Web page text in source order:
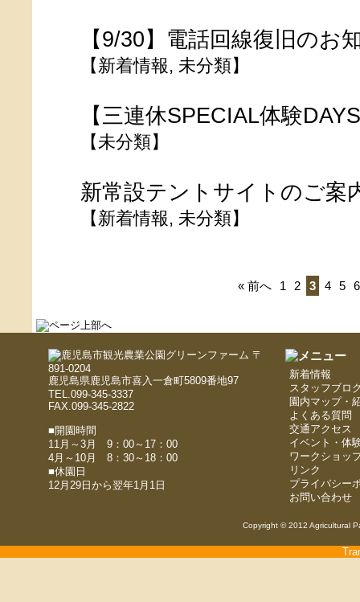
【9/30】電話回線復旧のお
【 新着情報, 未分類】
【三連休SPECIAL体験
【未分類】
新常設テントサイトのご案
【 新着情報, 未分類】
« 前へ 1 2 3 4 5 6
〒
891-0204
鹿児島県鹿児島市喜入一倉町5809番地97
TEL.099-345-3337
FAX.099-345-2822
■開園時間
11月～3月 9：00～17：00
4月～10月 8：30～18：00
■休園日
12月29日から翌年1月1日
新着情報
スタッフブロ
園内マップ・
よくある質問
交通アクセス
イベント・体
ワークショッ
リンク
プライバシー
お問い合わせ
Copyright © 2012 Agricultural